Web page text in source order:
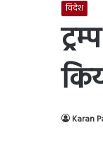
विदेश
Karan